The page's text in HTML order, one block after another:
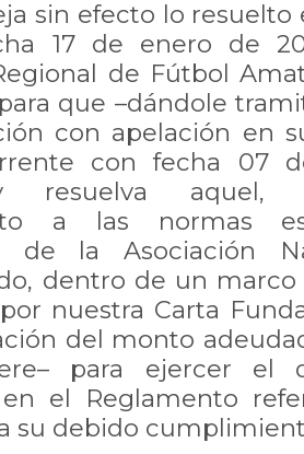
sin efecto lo
17 de enero de
de Fútbol
que –dándole
con apelación en
con fecha 07
resuelva aquel,
a las normas
de la Asociación
dentro de un
nuestra Carta
del monto
para ejercer el
el Reglamento
su debido